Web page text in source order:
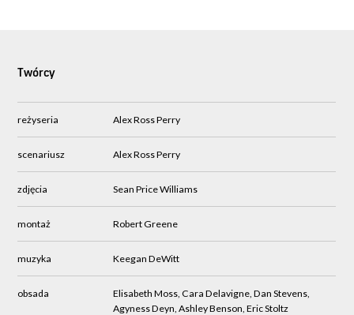
Twórcy
reżyseria Alex Ross Perry
scenariusz Alex Ross Perry
zdjęcia Sean Price Williams
montaż Robert Greene
muzyka Keegan DeWitt
obsada
Elisabeth Moss, Cara Delavigne, Dan Stevens,
Agyness Deyn, Ashley Benson, Eric Stoltz